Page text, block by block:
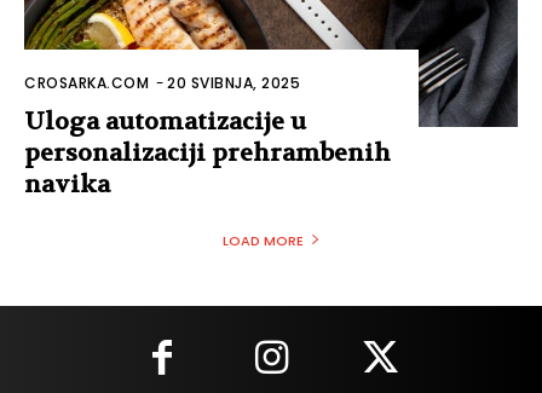
CROSARKA.COM -20 SVIBNJA, 2025
Uloga automatizacije u
personalizaciji prehrambenih
navika
LOAD MORE